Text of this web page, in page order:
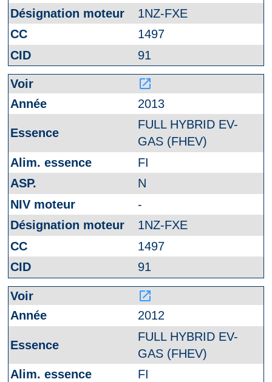
1NZ-FXE
1497
91
launch
2013
FULL HYBRID EV-
GAS (FHEV)
FI
N
-
1NZ-FXE
1497
91
launch
2012
FULL HYBRID EV-
GAS (FHEV)
FI